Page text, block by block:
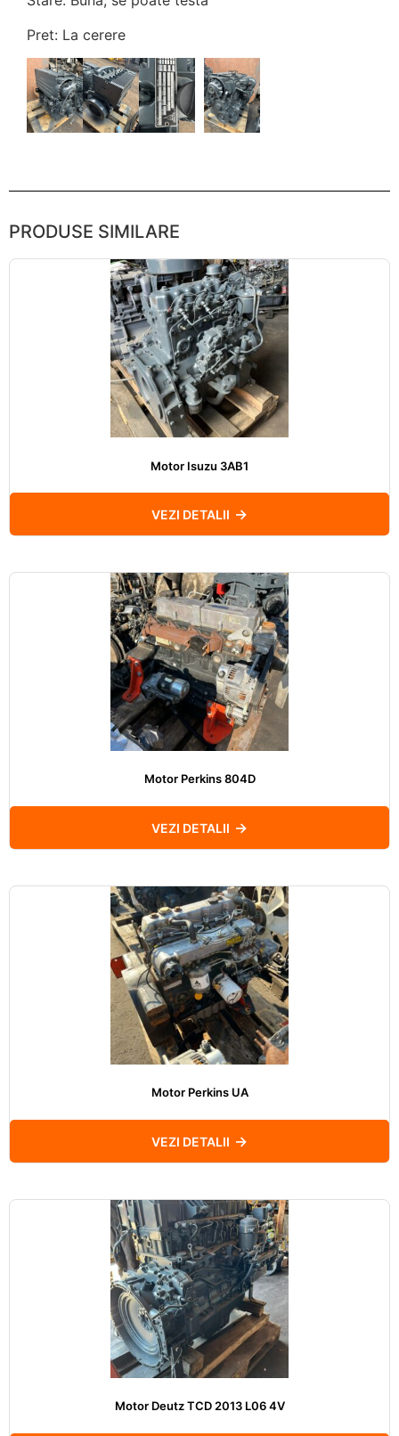
Pret: La cerere
PRODUSE SIMILARE
Motor Isuzu 3AB1
VEZI DETALII
Motor Perkins 804D
VEZI DETALII
Motor Perkins UA
VEZI DETALII
Motor Deutz TCD 2013 L06 4V